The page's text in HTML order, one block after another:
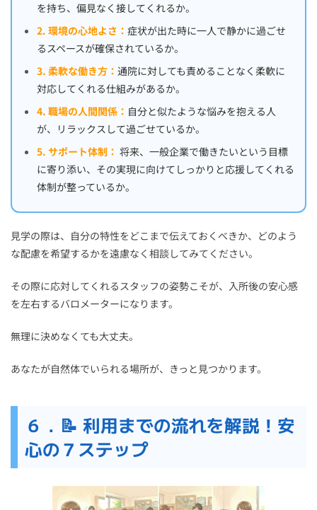
を持ち、偏見なく接してくれるか。
2. 環境の心地よさ： 症状が出た時に一人で静かに過ごせ
るスペースが確保されているか。
3. 柔軟な働き方： 通院に対しても責めることなく柔軟に
対応してくれる仕組みがあるか。
4. 職場の人間関係： 自分と似たような悩みを抱える人
が、リラックスして過ごせているか。
5. サポート体制： 将来、一般企業で働きたいという目標
に寄り添い、その実現に向けてしっかりと応援してくれる
体制が整っているか。
見学の際は、自分の特性をどこまで伝えておくべきか、どのよう
な配慮を希望するかを遠慮なく相談してみてください。
その際に応対してくれるスタッフの姿勢こそが、入所後の安心感
を左右するバロメーターになります。
無理に決めなくても大丈夫。
あなたが自然体でいられる場所が、きっと見つかります。
６．📝 利用までの流れを解説！安
心の７ステップ